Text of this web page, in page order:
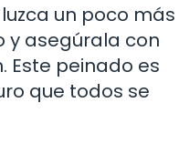
un poco más
y asegúrala con
Este peinado es
que todos se